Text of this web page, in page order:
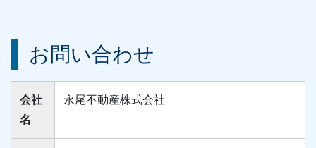
お問い合わせ
会社
名
永尾不動産株式会社